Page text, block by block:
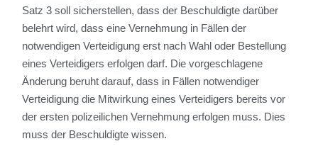
Satz 3 soll sicherstellen, dass der Beschuldigte darüber
belehrt wird, dass eine Vernehmung in Fällen der
notwendigen Verteidigung erst nach Wahl oder Bestellung
eines Verteidigers erfolgen darf. Die vorgeschlagene
Änderung beruht darauf, dass in Fällen notwendiger
Verteidigung die Mitwirkung eines Verteidigers bereits vor
der ersten polizeilichen Vernehmung erfolgen muss. Dies
muss der Beschuldigte wissen.